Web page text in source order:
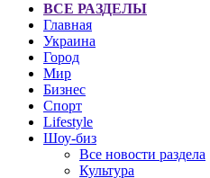
ВСЕ РАЗДЕЛЫ
Главная
Украина
Город
Мир
Бизнес
Спорт
Lifestyle
Шоу-биз
Все новости раздела
Культура